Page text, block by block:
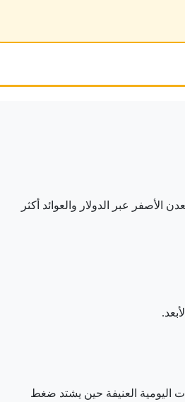
عبر الدولار والعوائد أكثر
اليومية العنيفة حين يشتد ضغط